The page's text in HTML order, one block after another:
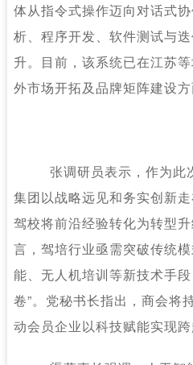
体从指令式操作迈向对话式
析、程序开发、软件测试与
升。目前，该系统已在江苏
外市场开拓及品牌矩阵建设方
张调研员表示，作为此
集团以战略远见和务实创新
驾校将前沿经验转化为转型
言，驾培行业亟需突破传统
能、无人机培训等新技术手
卷”。党秘书长指出，商会将
动会员企业以科技赋能实现跨